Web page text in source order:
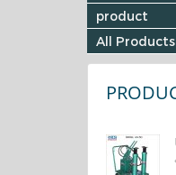
product
All Products